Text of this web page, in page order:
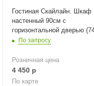
Гостиная Скайлайн. Шкаф
настенный 90см с
горизонтальной дверью
дуб сонома св/белый)
По запросу
Розничная цена
4 450 р
По карте